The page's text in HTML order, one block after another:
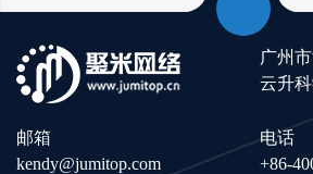
广州
云升
邮箱
kendy@jumitop.com
电话
+86-